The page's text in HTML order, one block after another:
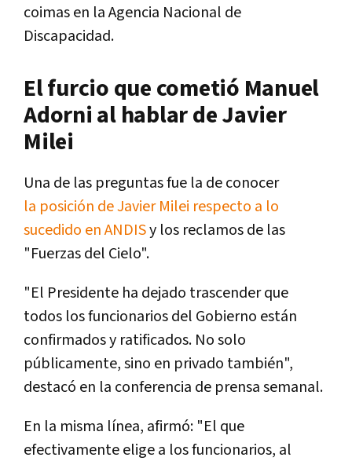
coimas en la Agencia Nacional de
Discapacidad.
El furcio que cometió Manuel
Adorni al hablar de Javier
Milei
Una de las preguntas fue la de conocer
la posición de Javier Milei respecto a lo
sucedido en ANDISy los reclamos de las
"Fuerzas del Cielo".
"El Presidente ha dejado trascender que
todos los funcionarios del Gobierno están
confirmados y ratificados. No solo
públicamente, sino en privado también",
destacó en la conferencia de prensa semanal.
En la misma línea, afirmó: "El que
efectivamente elige a los funcionarios, al